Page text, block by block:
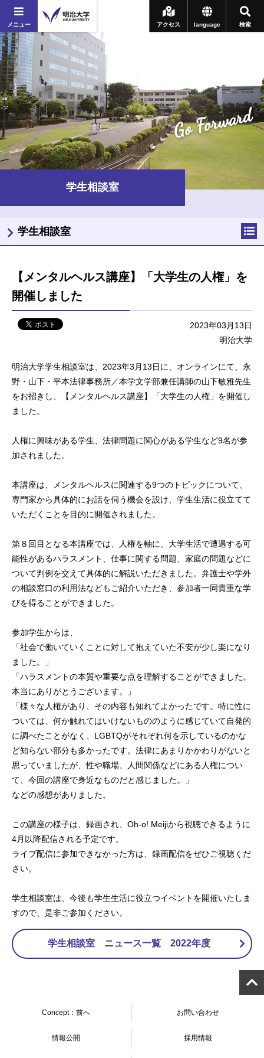
メニュー 検索
language
アクセス
Go Forward
学生相談室
【メンタルヘルス講座】「大学生の人権」を
開催しました
2023年03月13日
明治大学
明治大学学生相談室は、2023年3月13日に、オンラインにて、永
野・山下・平本法律事務所／本学文学部兼任講師の山下敏雅先生
をお招きし、【メンタルヘルス講座】「大学生の人権」を開催し
ました。
人権に興味がある学生、法律問題に関心がある学生など9名が参
加されました。
本講座は、メンタルヘルスに関連する9つのトピックについて、
専門家から具体的にお話を伺う機会を設け、学生生活に役立てて
いただくことを目的に開催されました。
第８回目となる本講座では、人権を軸に、大学生活で遭遇する可
能性があるハラスメント、仕事に関する問題、家庭の問題などに
ついて判例を交えて具体的に解説いただきました。弁護士や学外
の相談窓口の利用法などもご紹介いただき、参加者一同貴重な学
びを得ることができました。
参加学生からは、
「社会で働いていくことに対して抱えていた不安が少し楽になり
ました。」
「ハラスメントの本質や重要な点を理解することができました。
本当にありがとうございます。」
「様々な人権があり、その内容も知れてよかったです。特に性に
ついては、何か触れてはいけないもののように感じていて自発的
に調べたことがなく、LGBTQがそれぞれ何を示しているのかな
ど知らない部分も多かったです。法律にあまりかかわりがないと
思っていましたが、性や職場、人間関係などにある人権につい
て、今回の講座で身近なものだと感じました。」
などの感想がありました。
この講座の様子は、録画され、Oh-o! Meijiから視聴できるように
4月以降配信される予定です。
ライブ配信に参加できなかった方は、録画配信をぜひご視聴くだ
さい。
学生相談室は、今後も学生生活に役立つイベントを開催いたしま
すので、是非ご参加ください。
学生相談室 ニュース一覧 2022年度
学生相談室
Concept：前へ お問い合わせ
情報公開 採用情報